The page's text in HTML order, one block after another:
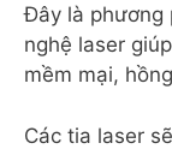
Đây là phương
nghệ laser
mềm mại,
Các tia laser